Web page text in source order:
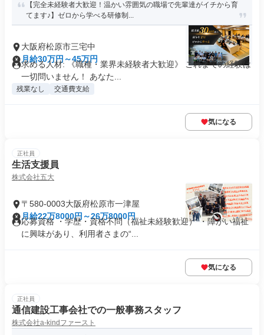
【完全未経験者大歓迎！温かい雰囲気の職場で先輩達がイチから育
てます♪】ゼロから学べる研修制...
大阪府松原市三宅中
月給30万円～45万円
求める人材: 《職種・業界未経験者大歓迎》 これまでの経験は
一切問いません！ あなた...
残業なし 交通費支給
気になる
正社員
生活支援員
株式会社五大
〒580-0003大阪府松原市一津屋
月給22万8000円～26万8000円
応募資格 ・学歴・資格不問（福祉未経験歓迎） ・障がい福祉
に興味があり、利用者さまの“...
気になる
正社員
通信建設工事会社での一般事務スタッフ
株式会社a-kindファースト